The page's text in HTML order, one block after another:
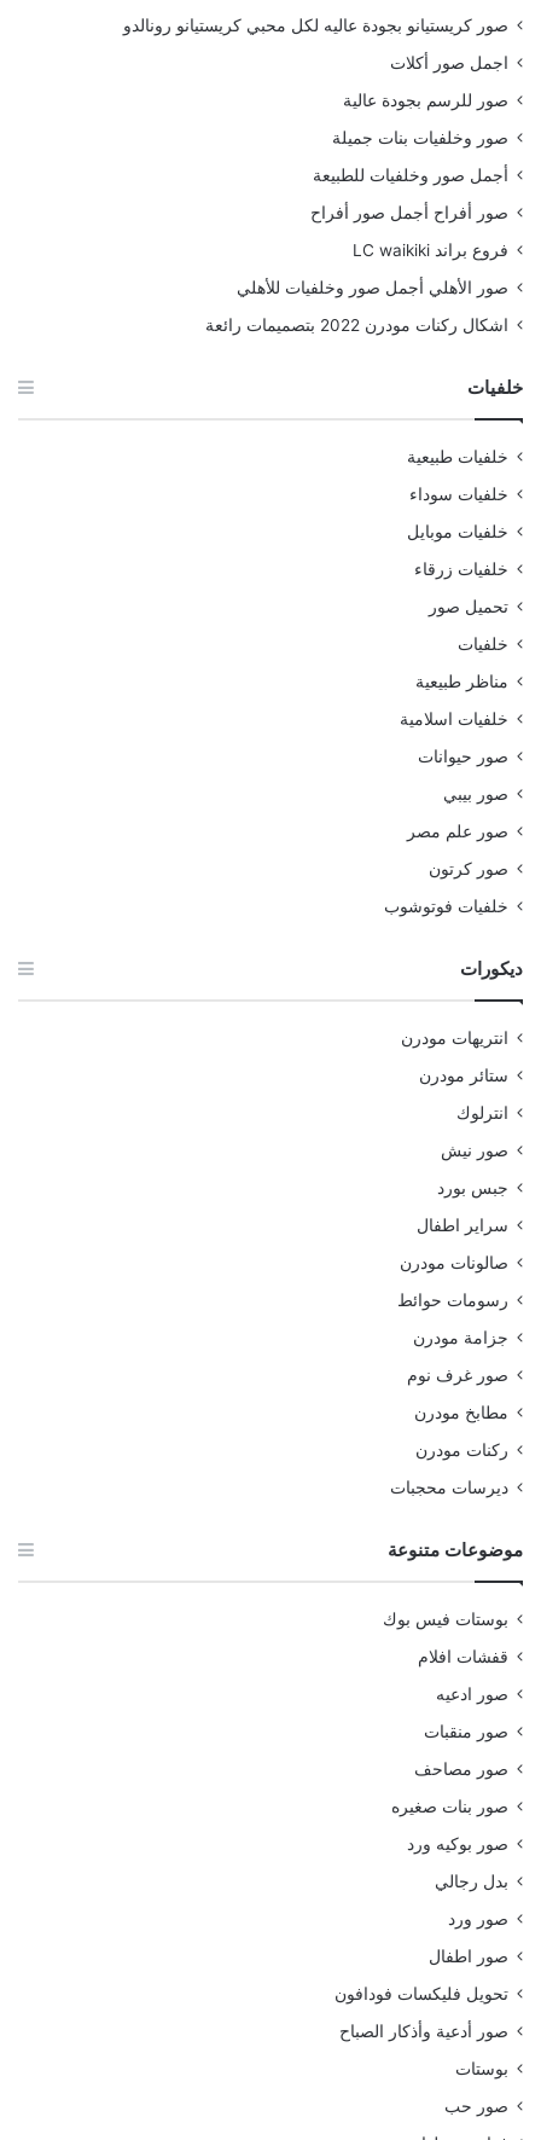
صور كريستيانو بجودة عاليه لكل محبي كريستيانو رونالدو
اجمل صور أكلات
صور للرسم بجودة عالية
صور وخلفيات بنات جميلة
أجمل صور وخلفيات للطبيعة
صور أفراح أجمل صور أفراح
فروع براند LC waikiki
صور الأهلي أجمل صور وخلفيات للأهلي
اشكال ركنات مودرن 2022 بتصميمات رائعة
خلفيات
خلفيات طبيعية
خلفيات سوداء
خلفيات موبايل
خلفيات زرقاء
تحميل صور
خلفيات
مناظر طبيعية
خلفيات اسلامية
صور حيوانات
صور بيبي
صور علم مصر
صور كرتون
خلفيات فوتوشوب
ديكورات
انتريهات مودرن
ستائر مودرن
انترلوك
صور نيش
جبس بورد
سراير اطفال
صالونات مودرن
رسومات حوائط
جزامة مودرن
صور غرف نوم
مطابخ مودرن
ركنات مودرن
ديرسات محجبات
موضوعات متنوعة
بوستات فيس بوك
قفشات افلام
صور ادعيه
صور منقبات
صور مصاحف
صور بنات صغيره
صور بوكيه ورد
بدل رجالي
صور ورد
صور اطفال
تحويل فليكسات فودافون
صور أدعية وأذكار الصباح
بوستات
صور حب